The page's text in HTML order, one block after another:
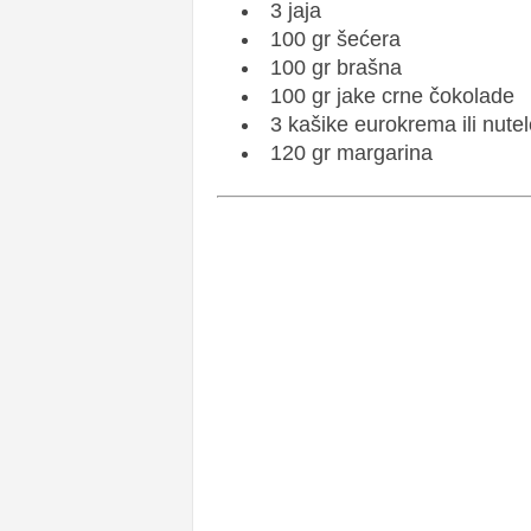
3 jaja
100 gr šećera
100 gr brašna
100 gr jake crne čokolade
3 kašike eurokrema ili
120 gr margarina